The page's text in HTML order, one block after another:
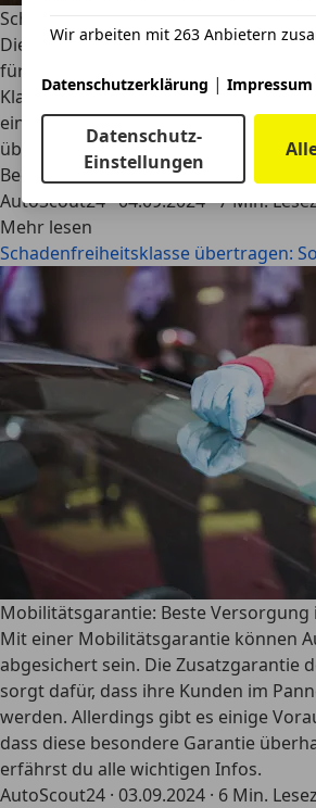
Wir arbeiten mit 263 Anbietern
Datenschutzerklärung | Impressum
Datenschutz-
Einstellungen
Schadenfreiheitsklasse übertragen:
Die Schadenfreiheitsklasse ist ein
für die Höhe der Kfz-
Klasse, desto niedriger der
einer möglichst hohen SF-Klasse zu
übertragen werden. Wir erläutern du
Bedingungen.
AutoScout24·04.09.2024·7 Min.
Mehr lesen
Schadenfreiheitsklasse übertragen:
Mobilitätsgarantie: Beste Versorgung
Mit einer Mobilitätsgarantie können
abgesichert sein. Die Zusatzgarantie
sorgt dafür, dass ihre Kunden im
werden. Allerdings gibt es einige
dass diese besondere Garantie
erfährst du alle wichtigen Infos.
AutoScout24 · 03.09.2024 · 6 Min.